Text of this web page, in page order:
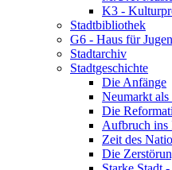
K3 -
Stadtbibliothek
G6 - Haus für
Stadtarchiv
Stadtgeschichte
Die Anfänge
Neumarkt als
Die
Aufbruch ins
Zeit des
Die